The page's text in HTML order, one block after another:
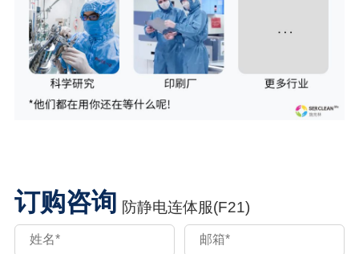
订购咨询 防静电连体服(F21)